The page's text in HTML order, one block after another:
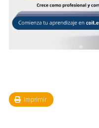
Imprimir